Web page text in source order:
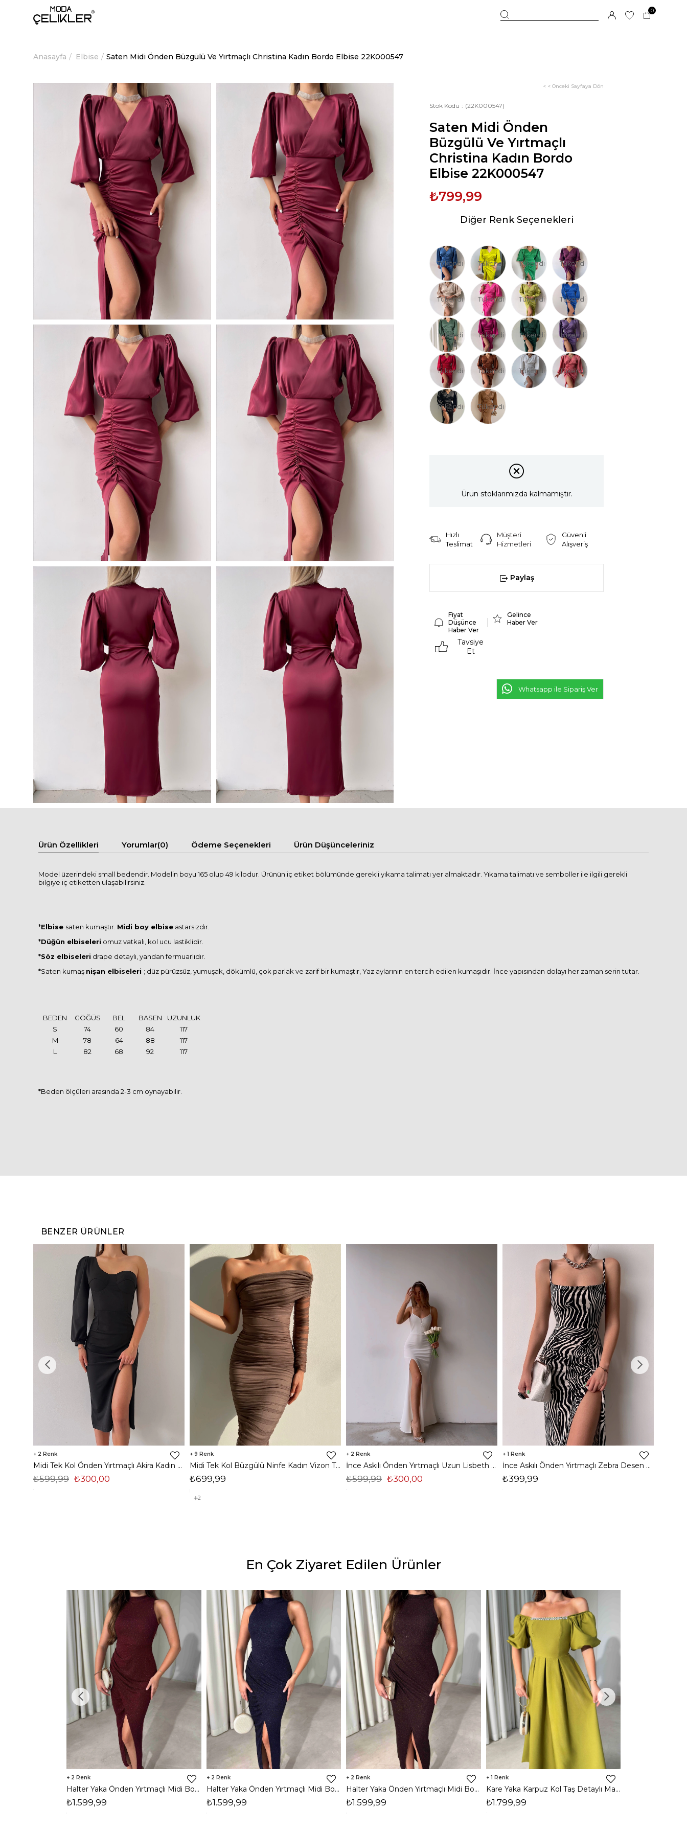
0
Anasayfa Elbise Saten Midi Önden Büzgülü Ve Yırtmaçlı Christina Kadın Bordo Elbise 22K000547
< < Önceki Sayfaya Dön
Stok Kodu (22K000547)
Saten Midi Önden
Büzgülü Ve Yırtmaçlı
Christina Kadın Bordo
Elbise 22K000547
₺799,99
Diğer Renk Seçenekleri
Tükendi Tükendi Tükendi Tükendi
Tükendi Tükendi Tükendi Tükendi
Tükendi Tükendi Tükendi Tükendi
Tükendi Tükendi Tükendi Tükendi
Tükendi Tükendi
Ürün stoklarımızda kalmamıştır.
Hızlı
Teslimat
Müşteri
Hizmetleri
Güvenli
Alışveriş
Paylaş
Fiyat
Düşünce
Haber Ver
Gelince
Haber Ver
Tavsiye
Et
Whatsapp ile Sipariş Ver
Ürün Özellikleri Yorumlar(0) Ödeme Seçenekleri Ürün Düşünceleriniz
Model üzerindeki small bedendir. Modelin boyu 165 olup 49 kilodur. Ürünün iç etiket bölümünde gerekli yıkama talimatı yer almaktadır. Yıkama talimatı ve semboller ile ilgili gerekli
bilgiye iç etiketten ulaşabilirsiniz.
*Elbise saten kumaştır. Midi boy elbise astarsızdır.
*Düğün elbiseleri omuz vatkalı, kol ucu lastiklidir.
*Söz elbiseleri drape detaylı, yandan fermuarlıdır.
*Saten kumaş nişan elbiseleri ; düz pürüzsüz, yumuşak, dökümlü, çok parlak ve zarif bir kumaştır, Yaz aylarının en tercih edilen kumaşıdır. İnce yapısından dolayı her zaman serin tutar.
BEDEN GÖĞÜS BEL BASEN
UZUNLUK
S
74 60 84
117
M
78 64 88
117
L
82 68 92 117
*Beden ölçüleri arasında 2-3 cm oynayabilir.
BENZER ÜRÜNLER
2
Midi Tek Kol Önden Yırtmaçlı Akira Kadın Siyah Elbise 22K000228
₺300,00
₺599,99
9
Midi Tek Kol Büzgülü Ninfe Kadın Vizon Tül Elbise 22K000524
₺699,99
2
2
İnce Askılı Önden Yırtmaçlı Uzun Lisbeth Kadın Beyaz Elbise 22K000581
₺300,00
₺599,99
1
İnce Askılı Önden Yırtmaçlı Zebra Desen Citlali Kadın Renkli Elbise 22Y000068
₺399,99
En Çok Ziyaret Edilen Ürünler
2
Halter Yaka Önden Yırtmaçlı Midi Boy Bordo Hasre Kadın Elbise 26Y502
₺1.599,99
2
Halter Yaka Önden Yırtmaçlı Midi Boy Lacivert Hasre Kadın Elbise 26Y502
₺1.599,99
2
Halter Yaka Önden Yırtmaçlı Midi Boy Kahverengi Hasre Kadın Elbise 26Y502
₺1.599,99
1
Kare Yaka Karpuz Kol Taş Detaylı Maxi Yağ Yeşili Civo Kadın Elbise 206Y501
₺1.799,99